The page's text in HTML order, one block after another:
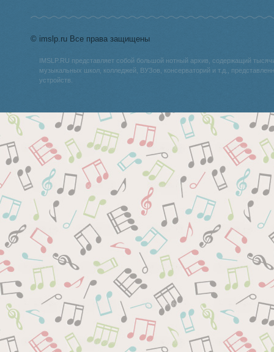
© imslp.ru Все права защищены
IMSLP.RU представляет собой большой нотный архив, содержащий
музыкальных школ, колледжей, ВУЗов, консерваторий и т.д.,
устройств.